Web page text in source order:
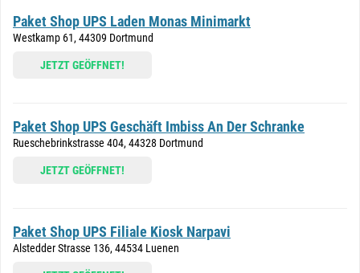
Paket Shop UPS Laden Monas Minimarkt
Westkamp 61, 44309 Dortmund
JETZT GEÖFFNET!
Paket Shop UPS Geschäft Imbiss An Der Schranke
Rueschebrinkstrasse 404, 44328 Dortmund
JETZT GEÖFFNET!
Paket Shop UPS Filiale Kiosk Narpavi
Alstedder Strasse 136, 44534 Luenen